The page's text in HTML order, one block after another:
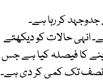
کر رہا ہے۔
سے کم ہو کر 23 فیصد رہ گیا ہے۔ انہی حالات کو دیکھتے
کا فیصلہ کیا ہے جس
نصف تک کمی کر دی ہے۔